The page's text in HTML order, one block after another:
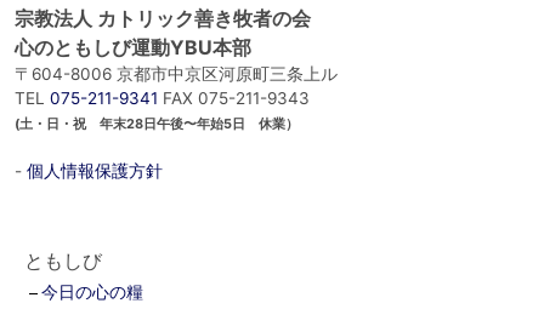
宗教法人 カトリック善き牧者の会
心のともしび運動YBU本部
〒604-8006 京都市中京区河原町三条上ル
TEL 075-211-9341 FAX 075-211-9343
(土・日・祝 年末28日午後〜年始5日 休業）
- 個人情報保護方針
ともしび
今日の心の糧